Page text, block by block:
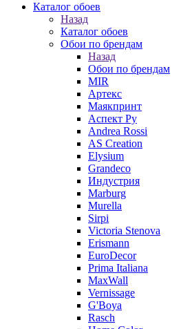
Каталог обоев
Назад
Каталог обоев
Обои по брендам
Назад
Обои по брендам
MIR
Артекс
Маякпринт
Аспект Ру
Andrea Rossi
AS Creation
Elysium
Grandeco
Индустрия
Marburg
Murella
Sirpi
Victoria Stenova
Erismann
EuroDecor
Prima Italiana
MaxWall
Vernissage
G'Boya
Rasch